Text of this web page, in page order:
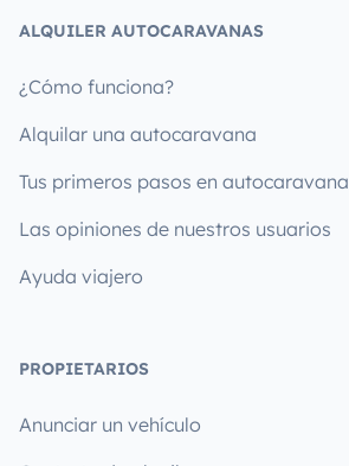
ALQUILER AUTOCARAVANAS
¿Cómo funciona?
Alquilar una autocaravana
Tus primeros pasos en autocaravana
Las opiniones de nuestros usuarios
Ayuda viajero
PROPIETARIOS
Anunciar un vehículo